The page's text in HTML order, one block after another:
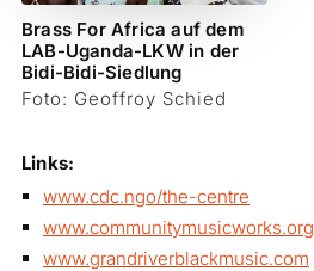
Brass For Africa auf dem
LAB-Uganda-LKW in der
Bidi-Bidi-Siedlung
Foto: Geoffroy Schied
Links:
www.cdc.ngo/the-centre
www.communitymusicworks.org
www.grandriverblackmusic.com